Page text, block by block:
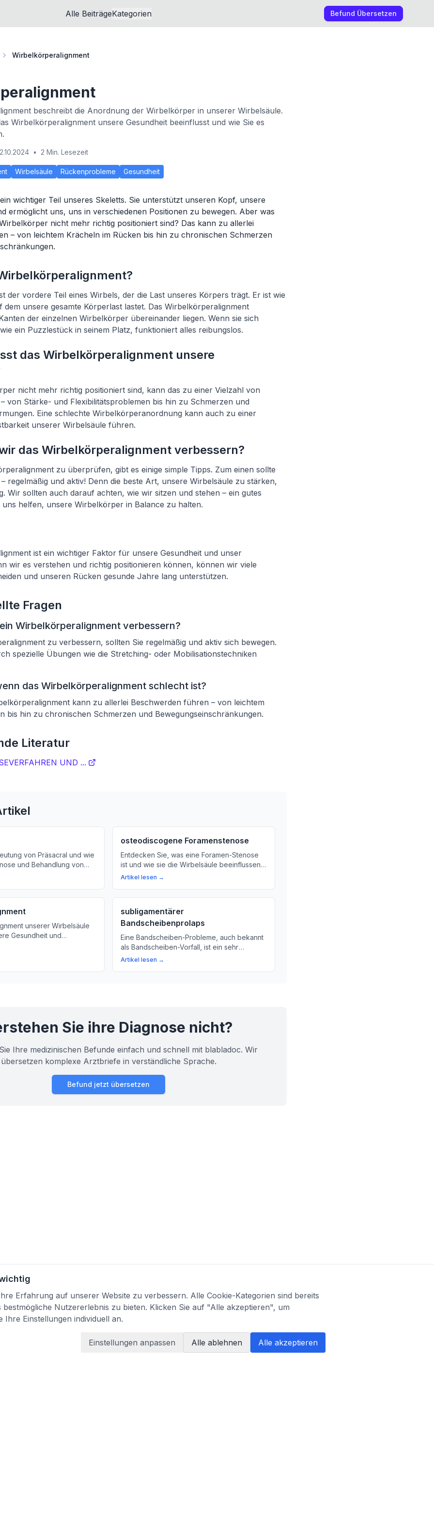
Alle BeiträgeKategorien Befund Übersetzen
Wirbelkörperalignment
beschreibt die Anordnung der Wirbelkörper in unserer Wirbelsäule.
Wirbelkörperalignment unsere Gesundheit beeinflusst und wie Sie es
• 2 Min. Lesezeit
Wirbelsäule Rückenprobleme Gesundheit
wichtiger Teil unseres Skeletts. Sie unterstützt unseren Kopf, unsere
ermöglicht uns, uns in verschiedenen Positionen zu bewegen. Aber was
nicht mehr richtig positioniert sind? Das kann zu allerlei
– von leichtem Krächeln im Rücken bis hin zu chronischen Schmerzen
der vordere Teil eines Wirbels, der die Last unseres Körpers trägt. Er ist wie
dem unsere gesamte Körperlast lastet. Das Wirbelkörperalignment
der einzelnen Wirbelkörper übereinander liegen. Wenn sie sich
ein Puzzlestück in seinem Platz, funktioniert alles reibungslos.
das Wirbelkörperalignment unsere
nicht mehr richtig positioniert sind, kann das zu einer Vielzahl von
von Stärke- und Flexibilitätsproblemen bis hin zu Schmerzen und
Eine schlechte Wirbelkörperanordnung kann auch zu einer
unserer Wirbelsäule führen.
das Wirbelkörperalignment verbessern?
zu überprüfen, gibt es einige simple Tipps. Zum einen sollte
regelmäßig und aktiv! Denn die beste Art, unsere Wirbelsäule zu stärken,
Wir sollten auch darauf achten, wie wir sitzen und stehen – ein gutes
helfen, unsere Wirbelkörper in Balance zu halten.
ist ein wichtiger Faktor für unsere Gesundheit und unser
wir es verstehen und richtig positionieren können, können wir viele
und unseren Rücken gesunde Jahre lang unterstützen.
Fragen
Wirbelkörperalignment verbessern?
zu verbessern, sollten Sie regelmäßig und aktiv sich bewegen.
spezielle Übungen wie die Stretching- oder Mobilisationstechniken
das Wirbelkörperalignment schlecht ist?
kann zu allerlei Beschwerden führen – von leichtem
bis hin zu chronischen Schmerzen und Bewegungseinschränkungen.
Literatur
UND ...
von Präsacral und wie
und Behandlung von
wichtige Rolle spielt.
osteodiscogene Foramenstenose
Entdecken Sie, was eine Foramen-Stenose
ist und wie sie die Wirbelsäule beeinflussen
kann. Erfahren Sie mehr über Ursachen,
Artikel lesen →
unserer Wirbelsäule
Gesundheit und
Sie, warum eine
subligamentärer
Bandscheibenprolaps
Eine Bandscheiben-Probleme, auch bekannt
als Bandscheiben-Vorfall, ist ein sehr
häufiges Ereignis in der Wirbelsäule. Erfahren
Artikel lesen →
Sie ihre Diagnose nicht?
Ihre medizinischen Befunde einfach und schnell mit blabladoc. Wir
übersetzen komplexe Arztbriefe in verständliche Sprache.
Befund jetzt übersetzen
Erfahrung auf unserer Website zu verbessern. Alle Cookie-Kategorien sind bereits
Nutzererlebnis zu bieten. Klicken Sie auf "Alle akzeptieren", um
Einstellungen individuell an.
Einstellungen anpassen Alle ablehnen Alle akzeptieren